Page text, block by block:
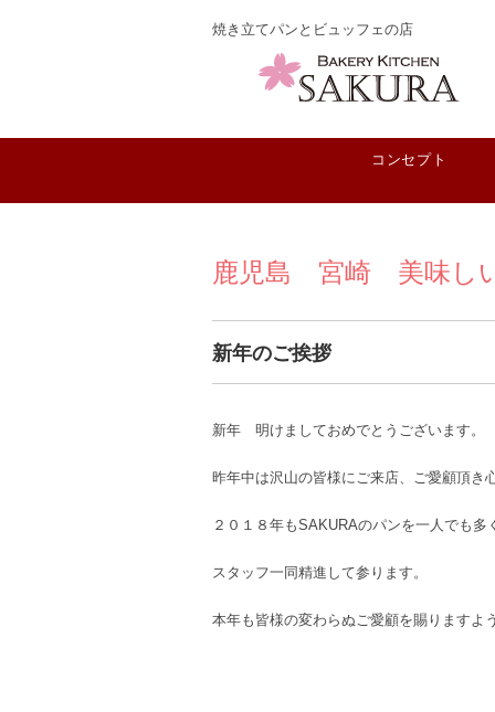
焼き立てパンとビュッフェの店
コンセプト
鹿児島 宮崎 美味し
新年のご挨拶
新年 明けましておめでとうございます。
昨年中は沢山の皆様にご来店、ご愛顧頂き
２０１８年もSAKURAのパンを一人でも
スタッフ一同精進して参ります。
本年も皆様の変わらぬご愛顧を賜りますよ